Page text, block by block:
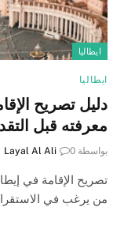
ايطاليا
ايطاليا
معرفته قبل
بواسطة Layal Al Ali 0
تصريح الإقامة في
من يرغب في